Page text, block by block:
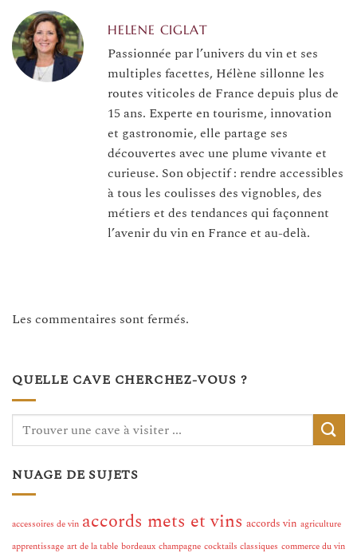
HELENE CIGLAT
Passionnée par l’univers du vin et ses
multiples facettes, Hélène sillonne les
routes viticoles de France depuis plus de
15 ans. Experte en tourisme, innovation
et gastronomie, elle partage ses
découvertes avec une plume vivante et
curieuse. Son objectif : rendre accessibles
à tous les coulisses des vignobles, des
métiers et des tendances qui façonnent
l’avenir du vin en France et au-delà.
Les commentaires sont fermés.
QUELLE CAVE CHERCHEZ-VOUS ?
NUAGE DE SUJETS
accessoires de vin accords mets et vins accords vin agriculture
apprentissage art de la table bordeaux champagne cocktails classiques commerce du vin